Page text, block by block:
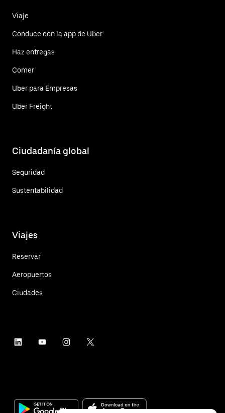
Viaje
Conduce con la app de Uber
Haz entregas
Comer
Uber para Empresas
Uber Freight
Ciudadanía global
Seguridad
Sustentabilidad
Viajes
Reservar
Aeropuertos
Ciudades